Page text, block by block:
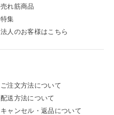
売れ筋商品
特集
法人のお客様はこちら
ご注文方法について
配送方法について
キャンセル・返品について